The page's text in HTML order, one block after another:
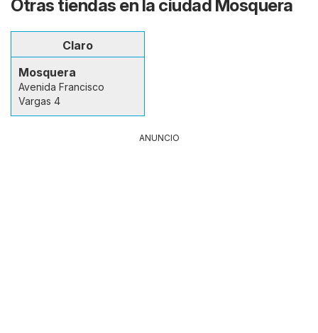
Otras tiendas en la ciudad Mosquera
Claro
Mosquera
Avenida Francisco
Vargas 4
ANUNCIO